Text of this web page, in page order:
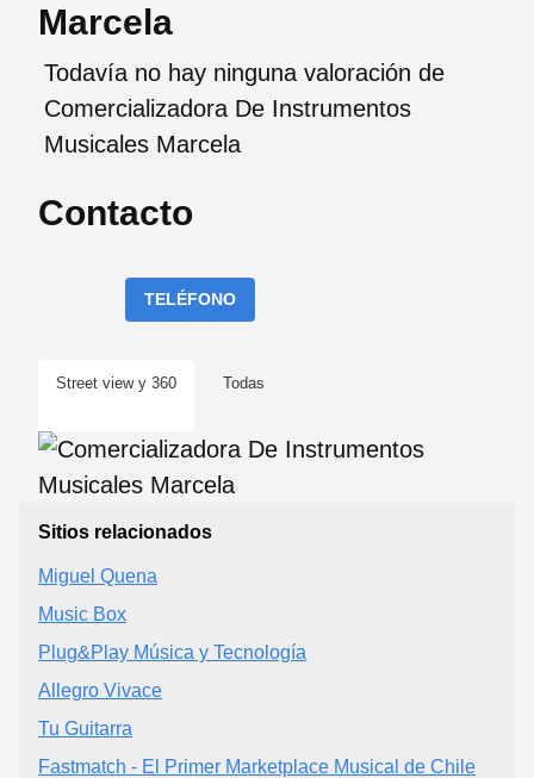
Marcela
Todavía no hay ninguna valoración de
Comercializadora De Instrumentos
Musicales Marcela
Contacto
TELÉFONO
Street view y 360 Todas
Sitios relacionados
Miguel Quena
Music Box
Plug&Play Música y Tecnología
Allegro Vivace
Tu Guitarra
Fastmatch - El Primer Marketplace Musical de Chile